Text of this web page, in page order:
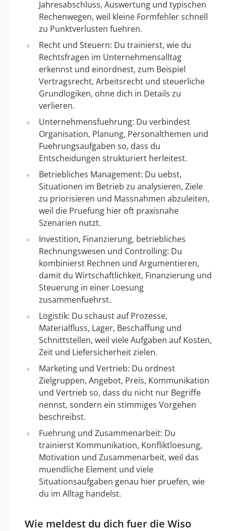
Jahresabschluss, Auswertung und typischen
Rechenwegen, weil kleine Formfehler schnell
zu Punktverlusten fuehren.
Recht und Steuern: Du trainierst, wie du
Rechtsfragen im Unternehmensalltag
erkennst und einordnest, zum Beispiel
Vertragsrecht, Arbeitsrecht und steuerliche
Grundlogiken, ohne dich in Details zu
verlieren.
Unternehmensfuehrung: Du verbindest
Organisation, Planung, Personalthemen und
Fuehrungsaufgaben so, dass du
Entscheidungen strukturiert herleitest.
Betriebliches Management: Du uebst,
Situationen im Betrieb zu analysieren, Ziele
zu priorisieren und Massnahmen abzuleiten,
weil die Pruefung hier oft praxisnahe
Szenarien nutzt.
Investition, Finanzierung, betriebliches
Rechnungswesen und Controlling: Du
kombinierst Rechnen und Argumentieren,
damit du Wirtschaftlichkeit, Finanzierung und
Steuerung in einer Loesung
zusammenfuehrst.
Logistik: Du schaust auf Prozesse,
Materialfluss, Lager, Beschaffung und
Schnittstellen, weil viele Aufgaben auf Kosten,
Zeit und Liefersicherheit zielen.
Marketing und Vertrieb: Du ordnest
Zielgruppen, Angebot, Preis, Kommunikation
und Vertrieb so, dass du nicht nur Begriffe
nennst, sondern ein stimmiges Vorgehen
beschreibst.
Fuehrung und Zusammenarbeit: Du
trainierst Kommunikation, Konfliktloesung,
Motivation und Zusammenarbeit, weil das
muendliche Element und viele
Situationsaufgaben genau hier pruefen, wie
du im Alltag handelst.
Wie meldest du dich fuer die Wiso